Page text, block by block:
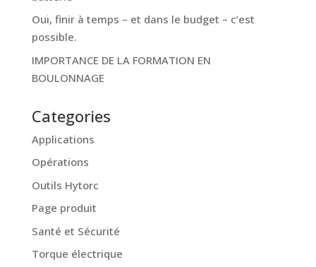
Oui, finir à temps – et dans le budget – c’est
possible.
IMPORTANCE DE LA FORMATION EN
BOULONNAGE
Categories
Applications
Opérations
Outils Hytorc
Page produit
Santé et Sécurité
Torque électrique